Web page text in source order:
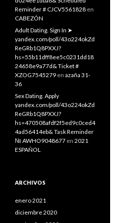
Reminder # CJCV5561828 en
CABEZÓN
Adult Dating. Sign In ➤
yandex.com/poll/43o224okZd
ReGRb1Q8PXXJ?
hs=55b11dff8ee5c0231dd18
24658e9a77d& Ticket #
XZOG7545279 en azaña 31-
36
Sex Dating. Apply
yandex.com/poll/43o224okZd
ReGRb1Q8PXXJ?
hs=470508afdf2f5ed9c0ced4
4ad56414eb& Task Reminder
№ AWHO9048677 en 2021
ESPAÑOL
ARCHIVOS
enero 2021
diciembre 2020